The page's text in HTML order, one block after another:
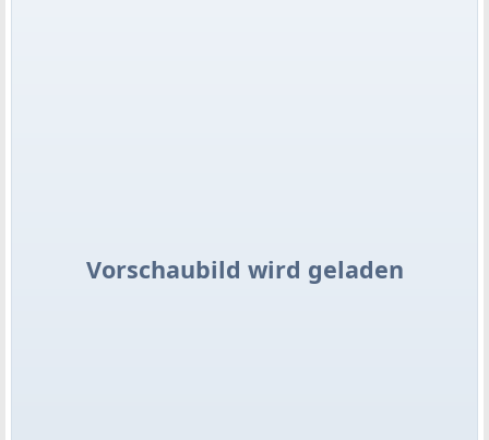
Vorschaubild wird geladen